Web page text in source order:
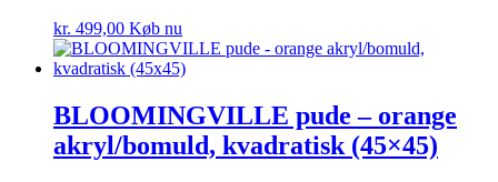
kr. 499,00 Køb nu
BLOOMINGVILLE pude – orange
akryl/bomuld, kvadratisk (45×45)